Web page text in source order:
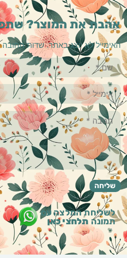
אהבת את המוצר?
האימייל לא יוצג באתר. שדות
לשליחת המלצה עם
תמונה תלחצי כאן